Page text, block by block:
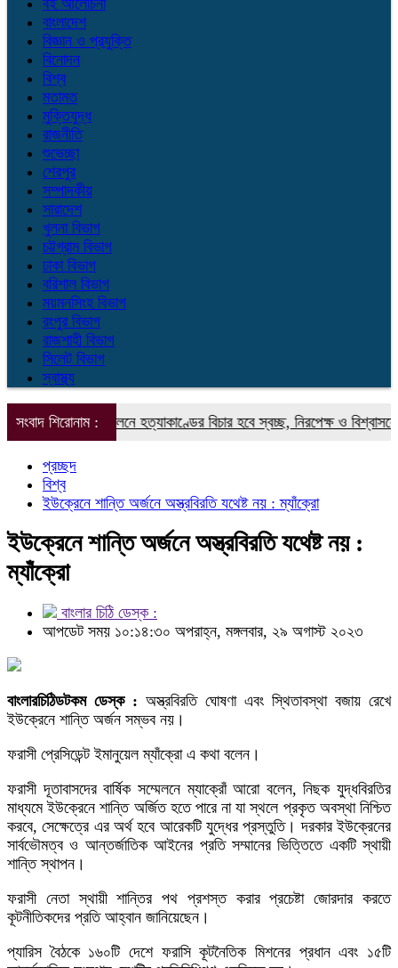
বই আলোচনা
বাংলাদেশ
বিজ্ঞান ও প্রযুক্তি
বিনোদন
বিশ্ব
মতামত
মুক্তিযুদ্ধ
রাজনীতি
শুভেচ্ছা
শেরপুর
সম্পাদকীয়
সারাদেশ
খুলনা বিভাগ
চট্টগ্রাম বিভাগ
ঢাকা বিভাগ
বরিশাল বিভাগ
ময়মনসিংহ বিভাগ
রংপুর বিভাগ
রাজশাহী বিভাগ
সিলেট বিভাগ
স্বাস্থ্য
সংবাদ শিরোনাম :আন্দোলনে হত্যাকাণ্ডের বিচার হবে স্বচ্ছ, নিরপেক্ষ ও বিশ্বাসযোগ্য :
প্রচ্ছদ
বিশ্ব
ইউক্রেনে শান্তি অর্জনে অস্ত্রবিরতি যথেষ্ট নয় : ম্যাঁক্রো
ইউক্রেনে শান্তি অর্জনে অস্ত্রবিরতি যথেষ্ট নয় :
ম্যাঁক্রো
বাংলার চিঠি ডেস্ক :
আপডেট সময় ১০:১৪:৩০ অপরাহ্ন, মঙ্গলবার, ২৯ অগাস্ট ২০২৩
বাংলারচিঠিডটকম ডেস্ক : অস্ত্রবিরতি ঘোষণা এবং স্থিতাবস্থা বজায় রেখে
ইউক্রেনে শান্তি অর্জন সম্ভব নয়।
ফরাসী প্রেসিডেন্ট ইমানুয়েল ম্যাঁক্রো এ কথা বলেন।
ফরাসী দূতাবাসদের বার্ষিক সম্মেলনে ম্যাক্রোঁ আরো বলেন, নিছক যুদ্ধবিরতির
মাধ্যমে ইউক্রেনে শান্তি অর্জিত হতে পারে না যা স্থলে প্রকৃত অবস্থা নিশ্চিত
করবে, সেক্ষেত্রে এর অর্থ হবে আরেকটি যুদ্ধের প্রস্তুতি। দরকার ইউক্রেনের
সার্বভৌমত্ব ও আন্তর্জাতিক আইনের প্রতি সম্মানের ভিত্তিতে একটি স্থায়ী
শান্তি স্থাপন।
ফরাসী নেতা স্থায়ী শান্তির পথ প্রশস্ত করার প্রচেষ্টা জোরদার করতে
কূটনীতিকদের প্রতি আহ্বান জানিয়েছেন।
প্যারিস বৈঠকে ১৬০টি দেশে ফরাসি কূটনৈতিক মিশনের প্রধান এবং ১৫টি